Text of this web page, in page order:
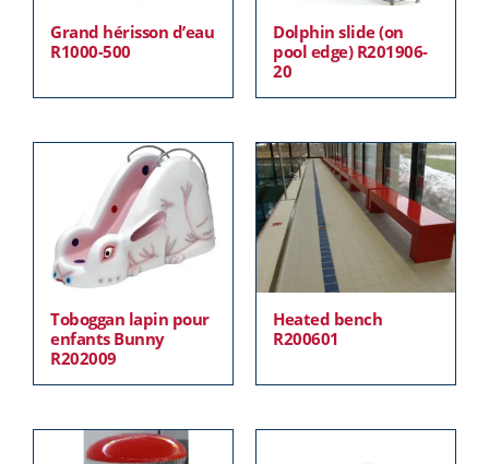
Grand hérisson d’eau
R1000-500
Dolphin slide (on
pool edge) R201906-
20
Toboggan lapin pour
enfants Bunny
R202009
Heated bench
R200601